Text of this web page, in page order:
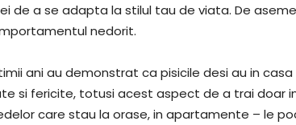
de a se adapta la stilul tau de viata. De
nedorit.
ani au demonstrat ca pisicile desi au in
si fericite, totusi acest aspect de a trai doar
care stau la orase, in apartamente – le